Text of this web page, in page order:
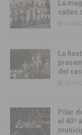
La
calles
01/08/
La
del
31/
Pilar
el 40º